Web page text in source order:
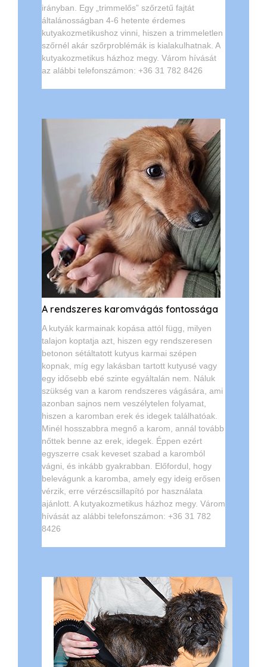
irányban. Egy „trimmelős” szőrzetű fajtát
általánosságban 4-6 hetente érdemes
kutyakozmetikushoz vinni, hiszen a trimmeletlen
szőrnél akár szőrproblémák is kialakulhatnak. A
kutyakozmetikus házhoz megy. Várom hívását
az alábbi telefonszámon: +36 31 782 8426
A rendszeres karomvágás fontossága
A kutyák karmainak kopása attól függ, milyen
talajon koptatja azt, hiszen egy rendszeresen
betonon sétáltatott kutyus karmai szépen
kopnak, míg egy lakásban tartott kutyusé vagy
egy idősebb ebé szinte egyáltalán nem. Náluk
szükség van a karom rendszeres vágására, ami
azonban sajnos nem veszélytelen folyamat,
hiszen a karomban erek és idegek találhatóak.
Minél hosszabbra megnő a karom, annál tovább
nőttek benne az erek, idegek. Éppen ezért
egyszerre csak keveset szabad a karomból
vágni, és inkább gyakrabban. Előfordul, hogy
belevágunk a karomba, amely egy ideig erősen
vérzik, erre vérzéscsillapító por használata
ajánlott. A kutyakozmetikus házhoz megy. Várom
hívását az alábbi telefonszámon: +36 31 782
8426